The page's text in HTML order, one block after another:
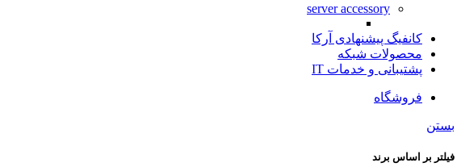
server accessory
کانفیگ پیشنهادی آرکا
محصولات شبکه
پشتیبانی و خدمات IT
فروشگاه
بستن
فیلتر بر اساس برند